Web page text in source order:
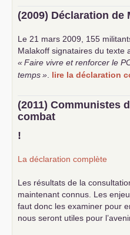
(2009) Déclaration de
Le 21 mars 2009, 155
Malakoff signataires du texte
«Faire vivre et renforcer le
temps» lire la déclaration
(2011) Communistes
combat
!
La déclaration complète
Les résultats de la
maintenant connus. Les
faut donc les examiner pour
nous seront utiles pour